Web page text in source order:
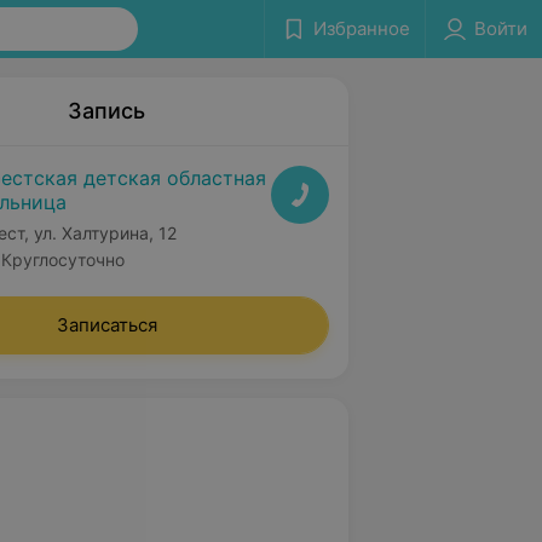
Избранное Войти
Запись
детская областная
ул. Халтурина, 12
Круглосуточно
Записаться